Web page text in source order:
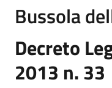
Bussola
Decreto
2013 n. 33